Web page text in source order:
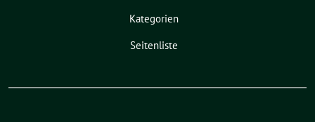
Kategorien
Seitenliste